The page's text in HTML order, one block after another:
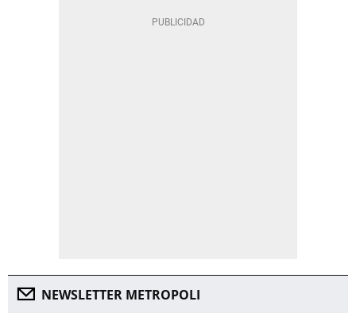
NEWSLETTER METROPOLI